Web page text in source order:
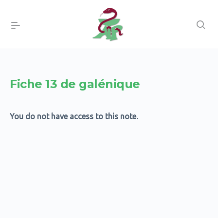
Fiche 13 de galénique
You do not have access to this note.